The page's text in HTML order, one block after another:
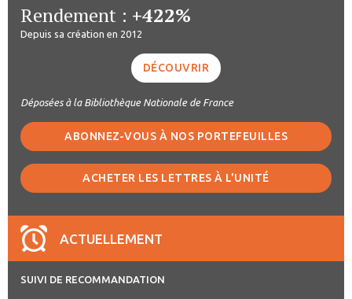
Rendement : +422%
Depuis sa création en 2012
DÉCOUVRIR
Déposées à la Bibliothèque Nationale de France
ABONNEZ-VOUS À NOS PORTEFEUILLES
ACHETER LES LETTRES À L'UNITÉ
ACTUELLEMENT
SUIVI DE RECOMMANDATION